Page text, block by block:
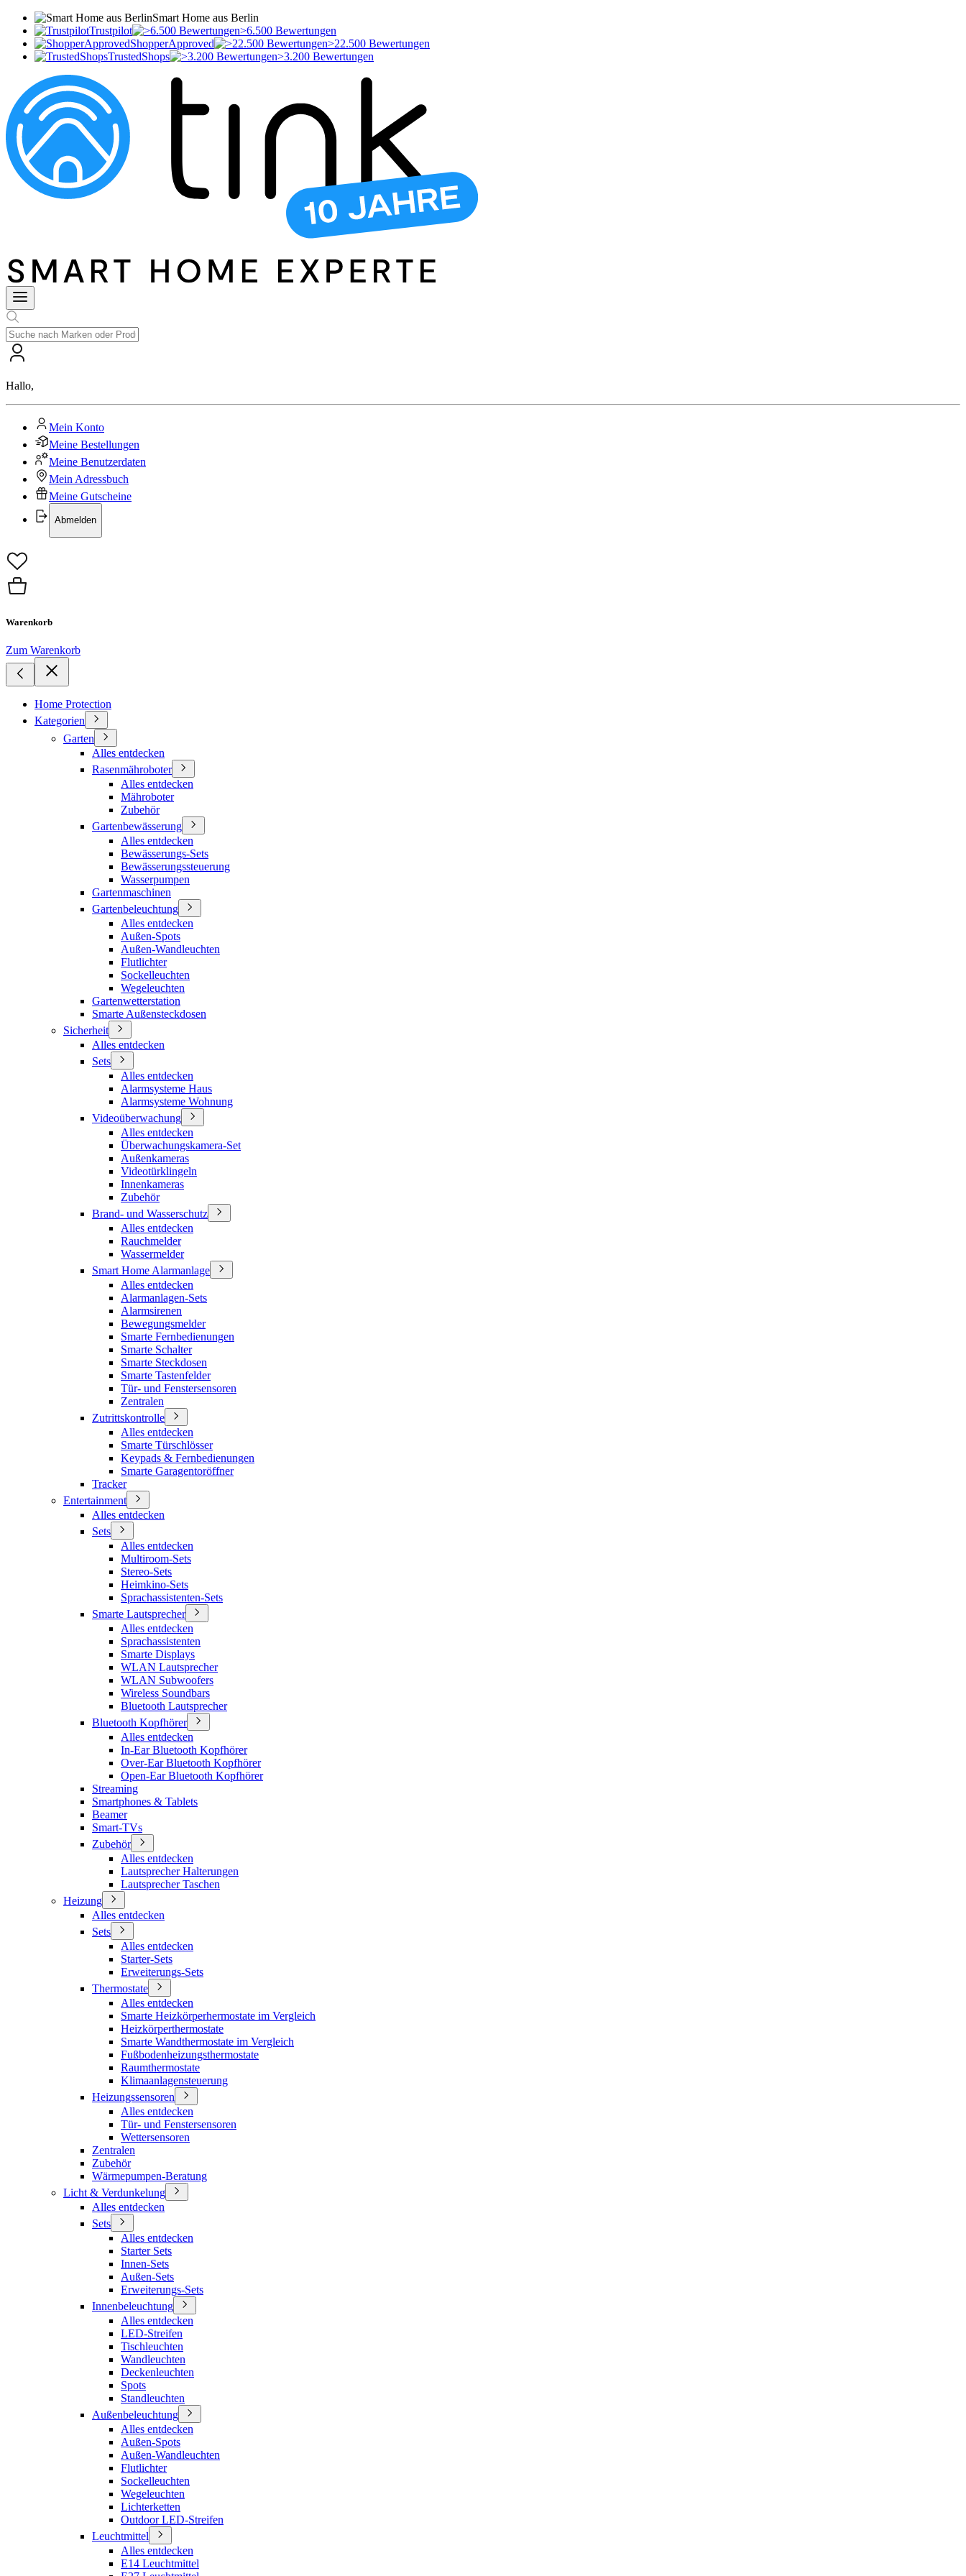
Smart Home aus Berlin
Trustpilot
>6.500 Bewertungen
ShopperApproved
>22.500 Bewertungen
TrustedShops
>3.200 Bewertungen
Hallo,
Mein Konto
Meine Bestellungen
Meine Benutzerdaten
Mein Adressbuch
Meine Gutscheine
Abmelden
Warenkorb
Zum Warenkorb
Home Protection
Kategorien
Garten
Alles entdecken
Rasenmähroboter
Alles entdecken
Mähroboter
Zubehör
Gartenbewässerung
Alles entdecken
Bewässerungs-Sets
Bewässerungssteuerung
Wasserpumpen
Gartenmaschinen
Gartenbeleuchtung
Alles entdecken
Außen-Spots
Außen-Wandleuchten
Flutlichter
Sockelleuchten
Wegeleuchten
Gartenwetterstation
Smarte Außensteckdosen
Sicherheit
Alles entdecken
Sets
Alles entdecken
Alarmsysteme Haus
Alarmsysteme Wohnung
Videoüberwachung
Alles entdecken
Überwachungskamera-Set
Außenkameras
Videotürklingeln
Innenkameras
Zubehör
Brand- und Wasserschutz
Alles entdecken
Rauchmelder
Wassermelder
Smart Home Alarmanlage
Alles entdecken
Alarmanlagen-Sets
Alarmsirenen
Bewegungsmelder
Smarte Fernbedienungen
Smarte Schalter
Smarte Steckdosen
Smarte Tastenfelder
Tür- und Fenstersensoren
Zentralen
Zutrittskontrolle
Alles entdecken
Smarte Türschlösser
Keypads & Fernbedienungen
Smarte Garagentoröffner
Tracker
Entertainment
Alles entdecken
Sets
Alles entdecken
Multiroom-Sets
Stereo-Sets
Heimkino-Sets
Sprachassistenten-Sets
Smarte Lautsprecher
Alles entdecken
Sprachassistenten
Smarte Displays
WLAN Lautsprecher
WLAN Subwoofers
Wireless Soundbars
Bluetooth Lautsprecher
Bluetooth Kopfhörer
Alles entdecken
In-Ear Bluetooth Kopfhörer
Over-Ear Bluetooth Kopfhörer
Open-Ear Bluetooth Kopfhörer
Streaming
Smartphones & Tablets
Beamer
Smart-TVs
Zubehör
Alles entdecken
Lautsprecher Halterungen
Lautsprecher Taschen
Heizung
Alles entdecken
Sets
Alles entdecken
Starter-Sets
Erweiterungs-Sets
Thermostate
Alles entdecken
Smarte Heizkörperhermostate im Vergleich
Heizkörperthermostate
Smarte Wandthermostate im Vergleich
Fußbodenheizungsthermostate
Raumthermostate
Klimaanlagensteuerung
Heizungssensoren
Alles entdecken
Tür- und Fenstersensoren
Wettersensoren
Zentralen
Zubehör
Wärmepumpen-Beratung
Licht & Verdunkelung
Alles entdecken
Sets
Alles entdecken
Starter Sets
Innen-Sets
Außen-Sets
Erweiterungs-Sets
Innenbeleuchtung
Alles entdecken
LED-Streifen
Tischleuchten
Wandleuchten
Deckenleuchten
Spots
Standleuchten
Außenbeleuchtung
Alles entdecken
Außen-Spots
Außen-Wandleuchten
Flutlichter
Sockelleuchten
Wegeleuchten
Lichterketten
Outdoor LED-Streifen
Leuchtmittel
Alles entdecken
E14 Leuchtmittel